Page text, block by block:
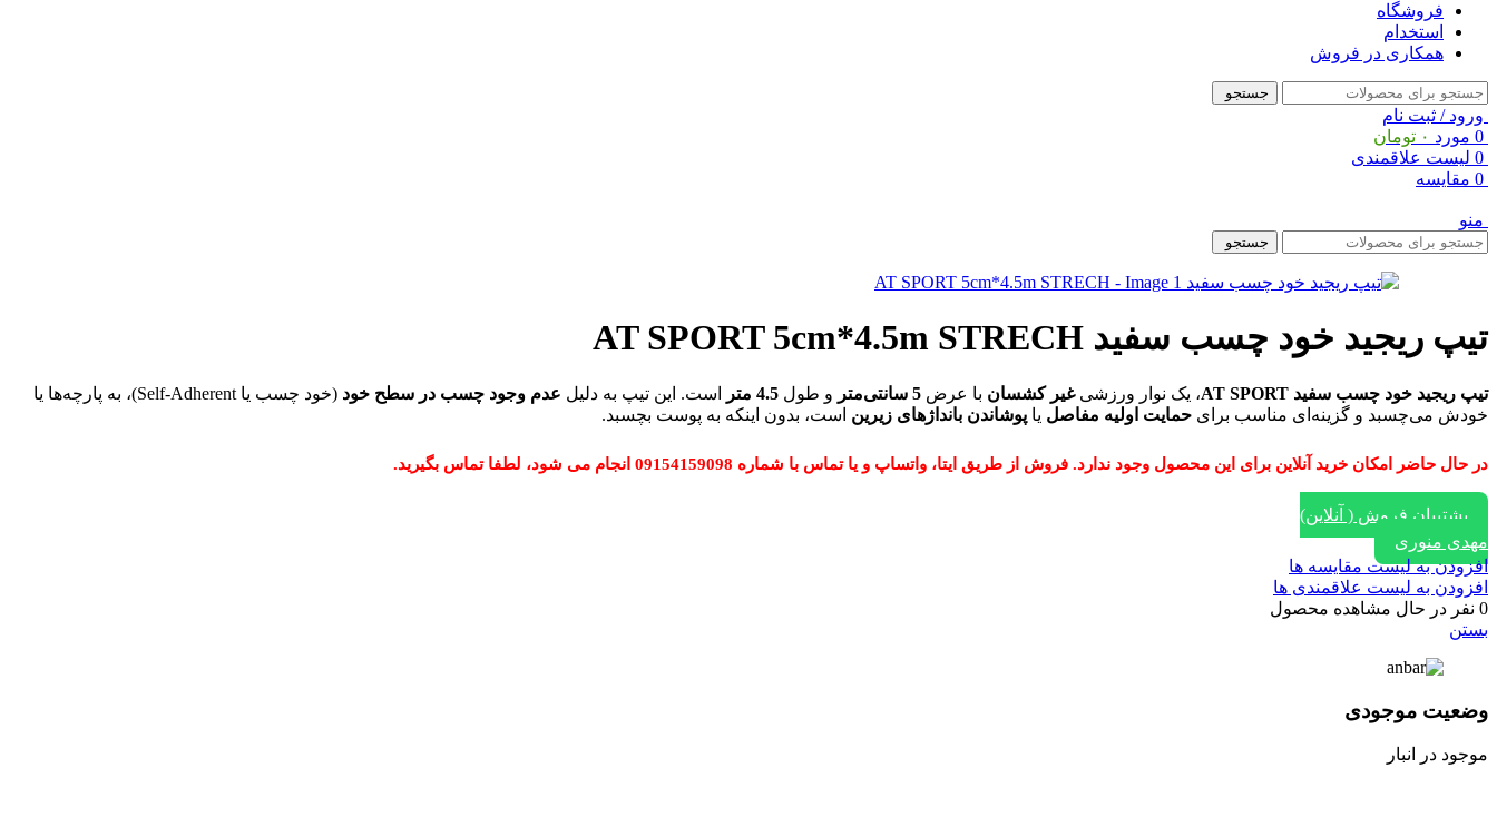
فروشگاه
استخدام
همکاری در فروش
جستجو
ورود / ثبت نام
0 مورد ۰ تومان
0 لیست علاقمندی
0 مقایسه
منو
جستجو
تیپ ریجید خود چسب سفید AT SPORT 5cm*4.5m STRECH
تیپ ریجید خود چسب سفید AT SPORT ، یک نوار ورزشیغیر کشسان با عرض 5 سانتی‌متر و طول 4.5 متر است. این تیپ به دلیل عدم وجود چسب در سطح خود
(خود چسب یا Self-Adherent)، به پارچه‌ها یا
خودش می‌چسبد و گزینه‌ای مناسب برای حمایت اولیه مفاصل یا پوشاندن بانداژهای زیرین است، بدون اینکه به پوست بچسبد.
در حال حاضر امکان خرید آنلاین برای این محصول وجود ندارد. فروش از طریق ایتا، واتساپ و یا تماس با شماره 09154159098 انجام می شود، لطفا تماس بگیرید.
پشتیبان فروش ( آنلاین)
مهدی منوری
افزودن به لیست مقایسه ها
افزودن به لیست علاقمندی ها
0 نفر در حال مشاهده محصول
بستن
وضعیت موجودی
موجود در انبار